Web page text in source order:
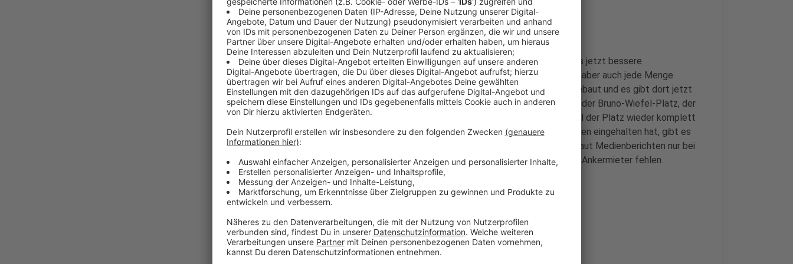
Anzeige
Entlang des sogenannten Grünen Kreuzes in der Bahnstadt gibt es jetzt bessere
Wegeverbindungen, außerdem sind zwar neue Parkplätze gebaut, aber auch jede Menge
Flächen „entsiegelt“ worden – sprich, der Asphalt wurde zurückgebaut und es gibt dort jetzt
wieder wesentlich mehr Wiesen. Erst zur Hälfte fertiggestellt ist der Bruno-Wiefel-Platz, der
nördlich an den Busbahnhof Opladen angrenzt – am 07. Januar soll der Platz wieder komplett
nutzbar sein. Weil die Bahnstadtgesellschaft den zeitlichen Rahmen eingehalten hat, gibt es
Förderungen durch die Bezirksregierung. Schwierigkeiten gibt es laut Medienberichten nur bei
einigen Projekten im Bahnhofsquartier, bei denen Investoren oder Ankermieter fehlen.
Anzeige
Weitere Meldungen aus Leverkusen
Anzeige